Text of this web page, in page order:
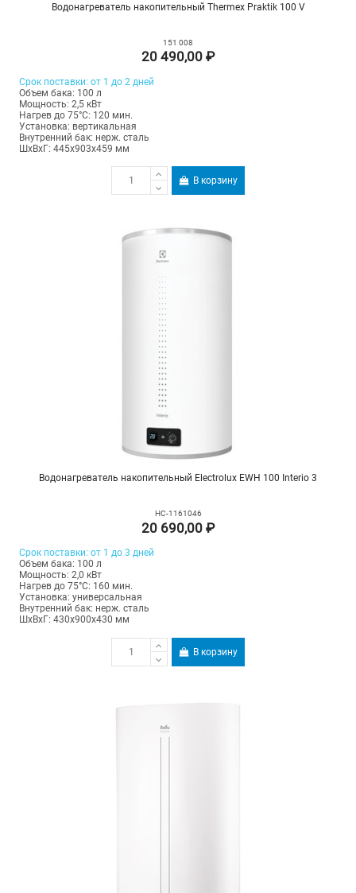
Водонагреватель накопительный Thermex Praktik 100 V
151 008
20 490,00 ₽
Срок поставки: от 1 до 2 дней
Объем бака: 100 л
Мощность: 2,5 кВт
Нагрев до 75°С: 120 мин.
Установка: вертикальная
Внутренний бак: нерж. сталь
ШхВхГ: 445х903х459 мм
В корзину
Водонагреватель накопительный Electrolux EWH 100 Interio 3
НС-1161046
20 690,00 ₽
Срок поставки: от 1 до 3 дней
Объем бака: 100 л
Мощность: 2,0 кВт
Нагрев до 75°С: 160 мин.
Установка: универсальная
Внутренний бак: нерж. сталь
ШхВхГ: 430х900х430 мм
В корзину